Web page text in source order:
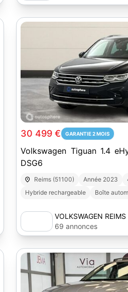
30 499 € GARANTIE 2 MOIS
Volkswagen Tiguan 1.4
DSG6
Reims (51100) Année 2023
Hybride rechargeable
Boîte
VOLKSWAGEN
69 annonces